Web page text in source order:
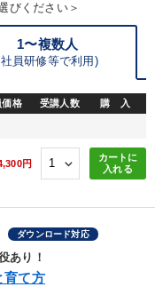
びください＞
1〜複数人
社員研修等で利用)
価格 受講人数 購 入
円
カートに
入れる
ダウンロード対応
あり！
育て方